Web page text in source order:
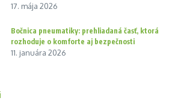
17. mája 2026
Bočnica pneumatiky: prehliadaná časť, ktorá
rozhoduje o komforte aj bezpečnosti
11. januára 2026